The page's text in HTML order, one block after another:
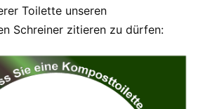
Toilette unseren
Schreiner zitieren zu dürfen: